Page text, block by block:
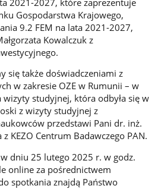
Gospodarstwa Krajowego,
9.2 FEM na lata 2021-2027,
Kowalczuk z
się także doświadczeniami z
w zakresie OZE w Rumunii – w
studyjnej, która odbyła się w
z wizyty studyjnej z
przedstawi Pani dr. inż.
KEZO Centrum Badawczego PAN.
dniu 25 lutego 2025 r. w godz.
online za pośrednictwem
spotkania znajdą Państwo